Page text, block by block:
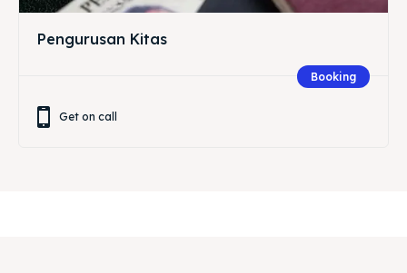
Pengurusan Kitas
Booking
Get on call